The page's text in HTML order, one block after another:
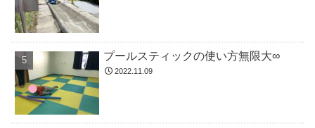
プールスティックの使い方無限大∞
2022.11.09